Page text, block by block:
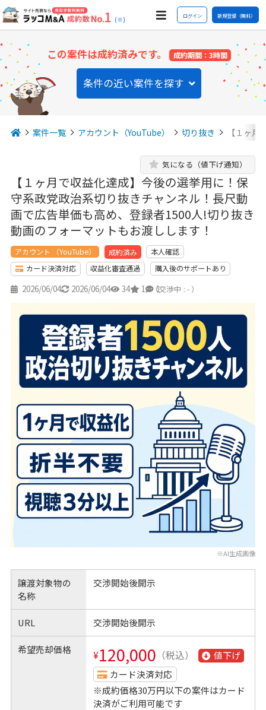
(※) ログイン 新規登録（無料）
この案件は成約済みです。 成約期間：3時間
条件の近い案件を探す
案件一覧 アカウント（YouTube） 切り抜き 【１ヶ
【１ヶ月で収益化達成】今後の選挙用に！保
守系政党政治系切り抜きチャンネル！長尺動
画で広告単価も高め、登録者1500人!切り抜き
動画のフォーマットもお渡しします！
気になる（値下げ通知）
アカウント （YouTube） 成約済み
本人確認
カード決済対応
収益化審査通過 購入後のサポートあり
2026/06/04 2026/06/04 34 1 1
（交渉中 : - ）
※AI生成画像
譲渡対象物の
名称
交渉開始後開示
URL 交渉開始後開示
希望売却価格 ¥120,000 （税込）
値下げ
カード決済対応
※成約価格30万円以下の案件はカード
決済がご利用可能です